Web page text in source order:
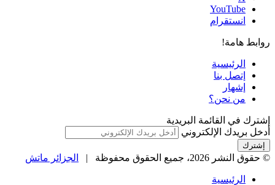
‫YouTube
انستقرام
روابط هامة!
الرئيسية
إتصل بنا
إشهار
من نحن؟
إشترك في القائمة البريدية
أدخل بريدك الإلكتروني
© حقوق النشر 2026، جميع الحقوق محفوظة | الجزائر ماتش
الرئيسية